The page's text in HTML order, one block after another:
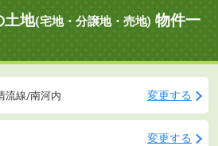
土地(宅地・分譲地・売地) 物件一
流線/南河内 変更する
変更する